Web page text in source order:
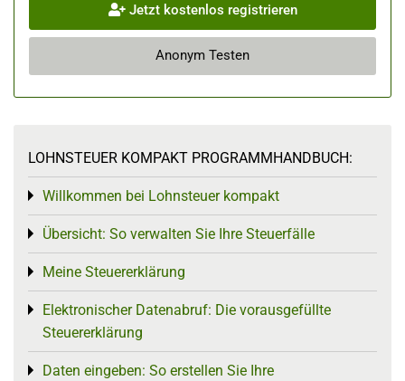
Jetzt kostenlos registrieren
Anonym Testen
LOHNSTEUER KOMPAKT PROGRAMMHANDBUCH:
Willkommen bei Lohnsteuer kompakt
Toggle menu
Übersicht: So verwalten Sie Ihre Steuerfälle
Toggle menu
Meine Steuererklärung
Toggle menu
Elektronischer Datenabruf: Die vorausgefüllte
Steuererklärung
Toggle menu
Daten eingeben: So erstellen Sie Ihre
Toggle menu